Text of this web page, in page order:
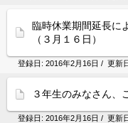
臨時休業期間延長に
（３月１６日）
登録日: 2016年2月16日 / 更新
３年生のみなさん、
登録日: 2016年2月16日 / 更新